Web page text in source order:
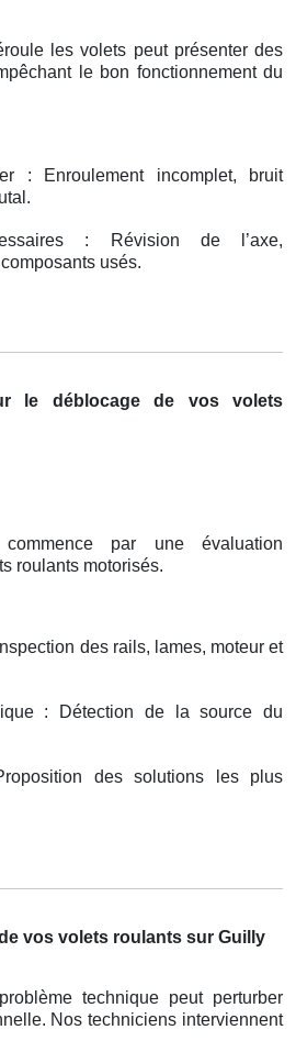
les volets peut présenter des
le bon fonctionnement du
: Enroulement incomplet, bruit
: Révision de l’axe,
usés.
le déblocage de vos volets
par une évaluation
roulants motorisés.
des rails, lames, moteur et
: Détection de la source du
des solutions les plus
vos volets roulants sur Guilly
technique peut perturber
Nos techniciens interviennent